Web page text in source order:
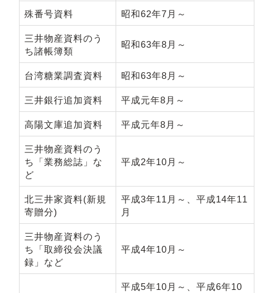
殊番号資料 昭和62年7月～
三井物産資料のう
ち諸帳簿類
昭和63年8月～
台湾糖業調査資料 昭和63年8月～
三井銀行追加資料 平成元年8月～
高陽文庫追加資料 平成元年8月～
三井物産資料のう
ち「業務総誌」な
ど
平成2年10月～
北三井家資料(新規
寄贈分)
平成3年11月～、平成14年11
月
三井物産資料のう
ち「取締役会決議
録」など
平成4年10月～
平成5年10月～、平成6年10